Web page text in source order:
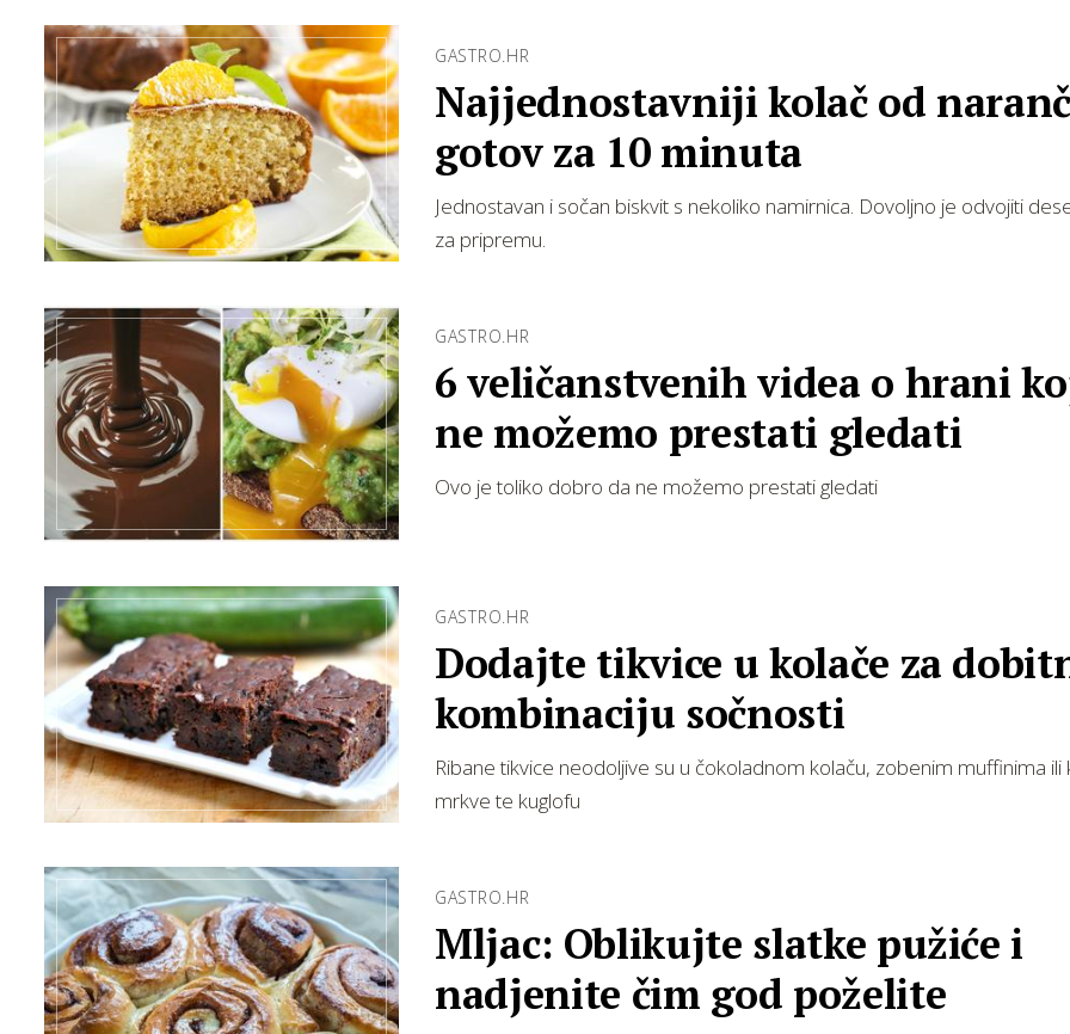
GASTRO.HR
Najjednostavniji kolač od
gotov za 10 minuta
Jednostavan i sočan biskvit s nekoliko namirnica. Dovoljno je odvojiti
za pripremu.
GASTRO.HR
6 veličanstvenih videa o hrani
ne možemo prestati gledati
Ovo je toliko dobro da ne možemo prestati gledati
GASTRO.HR
Dodajte tikvice u kolače za
kombinaciju sočnosti
Ribane tikvice neodoljive su u čokoladnom kolaču, zobenim muffinima ili
mrkve te kuglofu
GASTRO.HR
Mljac: Oblikujte slatke pužiće i
nadjenite čim god poželite